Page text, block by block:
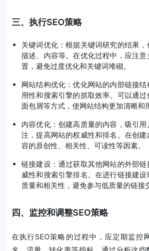
三、执行SEO策略
关键词优化：根据关键词研究的结果，
描述、内容等。在优化过程中，应注
置，避免过度优化和关键词堆砌。
网站结构优化：优化网站的内部链接
用性和搜索引擎的抓取效率。可以通过
面包屑等方式，使网站结构更加清晰和
内容优化：创建高质量的内容，吸引
注，提高网站的权威性和排名。在创
容的原创性、相关性、可读性等因素。
链接建设：通过获取其他网站的外部
威性和搜索引擎排名。在进行链接建
质量和相关性，避免参与低质量的链接
四、监控和调整SEO策略
在执行SEO策略的过程中，应定期监控